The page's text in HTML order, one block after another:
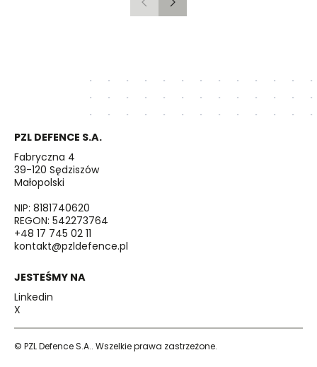
PoprzedniNastępny
PZL DEFENCE S.A.
Fabryczna 4
39-120 Sędziszów
Małopolski
NIP: 8181740620
REGON: 542273764
+48 17 745 02 11
kontakt@pzldefence.pl
JESTEŚMY NA
Linkedin
X
© PZL Defence S.A.. Wszelkie prawa zastrzeżone.